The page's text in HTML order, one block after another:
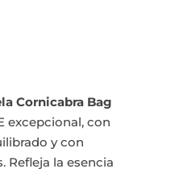
Cornicabra Bag
excepcional, con
y con
Refleja la esencia